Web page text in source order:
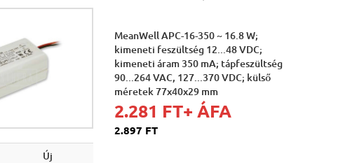
Új
MeanWell APC-16-350 ~ 16.8 W;
kimeneti feszültség 12...48 VDC;
kimeneti áram 350 mA; tápfeszültség
90...264 VAC, 127...370 VDC; külső
méretek 77x40x29 mm
2.281 FT+ ÁFA
2.897 FT